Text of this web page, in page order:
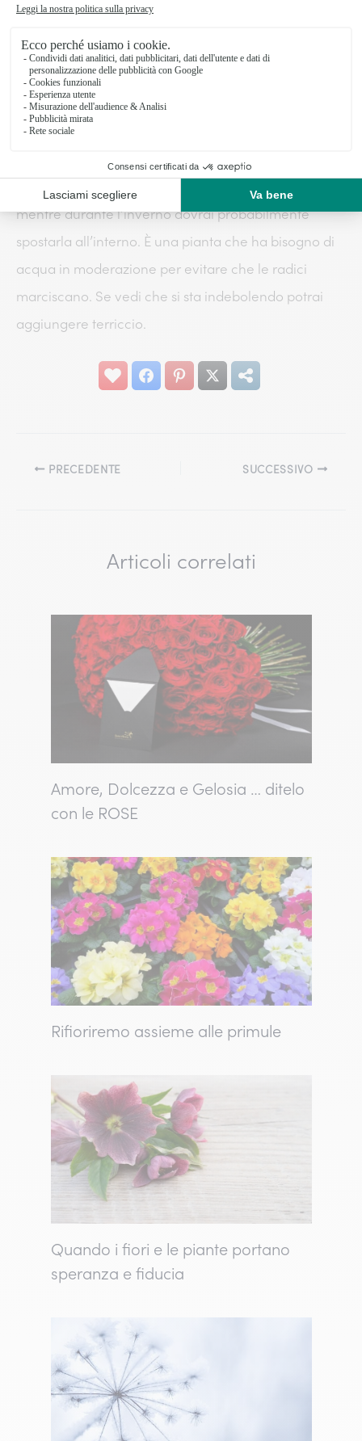
Meno conosciuta ma non per questo meno
apprezzata, la pianta di vetro è ideale per
aggiungere colorial balcone all’ombra.
trovano in molti colori, con tonalità di bianco,
arancione, rosa e rosso ed è una pianta molto
elegante. L’impatiens fiorisce in primavera e in estate
mentre durante l’inverno dovrai probabilmente
spostarla all’interno. È una pianta che ha bisogno di
acqua in moderazione per evitare che le radici
marciscano. Se vedi che si sta indebolendo potrai
aggiungere terriccio.
PRECEDENTE SUCCESSIVO
Articoli correlati
Amore, Dolcezza e Gelosia … ditelo
con le ROSE
Rifioriremo assieme alle primule
Quando i fiori e le piante portano
speranza e fiducia